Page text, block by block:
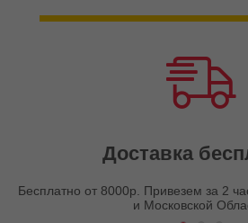
Доставка
Бесплатно от 8000р. Привезем за 2
и Московской